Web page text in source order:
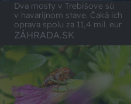
Dva mosty v Trebišove sú
v havarijnom stave. Čaká ich
oprava spolu za 11,4 mil. eur
ZÁHRADA.SK